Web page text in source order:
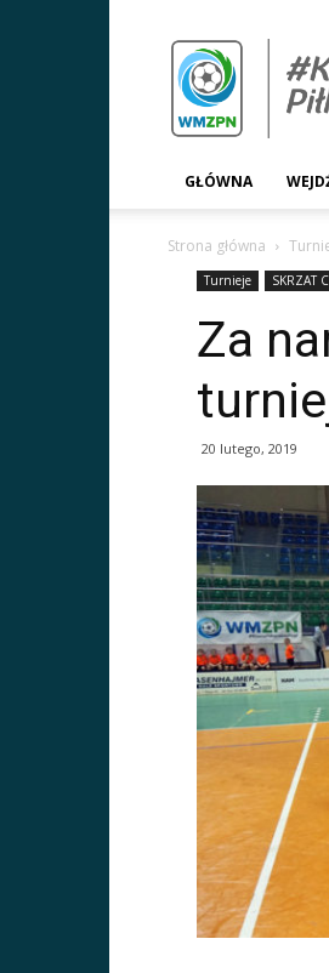
WMZPN.pl
GŁÓWNA
Strona główna
Turnieje SKRZAT
Za
20 lutego, 2019